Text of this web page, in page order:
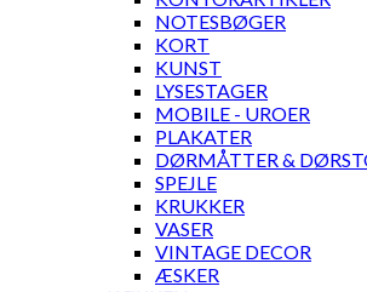
NOTESBØGER
KORT
KUNST
LYSESTAGER
MOBILE - UROER
PLAKATER
DØRMÅTTER &
SPEJLE
KRUKKER
VASER
VINTAGE DECOR
ÆSKER